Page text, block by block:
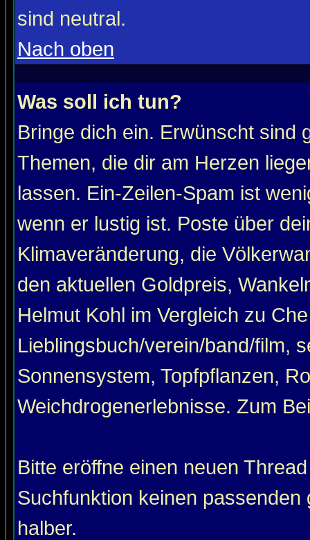
sind neutral.
Nach oben
Was soll ich tun?
Bringe dich ein. Erwünscht sind
Themen, die dir am Herzen
lassen. Ein-Zeilen-Spam ist
wenn er lustig ist. Poste über
Klimaveränderung, die
den aktuellen Goldpreis,
Helmut Kohl im Vergleich zu
Lieblingsbuch/verein/band/film,
Sonnensystem, Topfpflanzen,
Weichdrogenerlebnisse. Zum
Bitte eröffne einen neuen
Suchfunktion keinen
halber.